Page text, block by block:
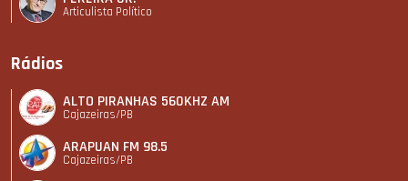
Articulista Polí­tico
Rádios
ALTO PIRANHAS 560KHZ AM
Cajazeiras/PB
ARAPUAN FM 98.5
Cajazeiras/PB